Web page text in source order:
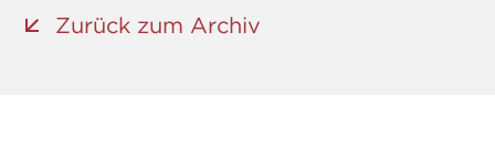
Zurück zum Archiv